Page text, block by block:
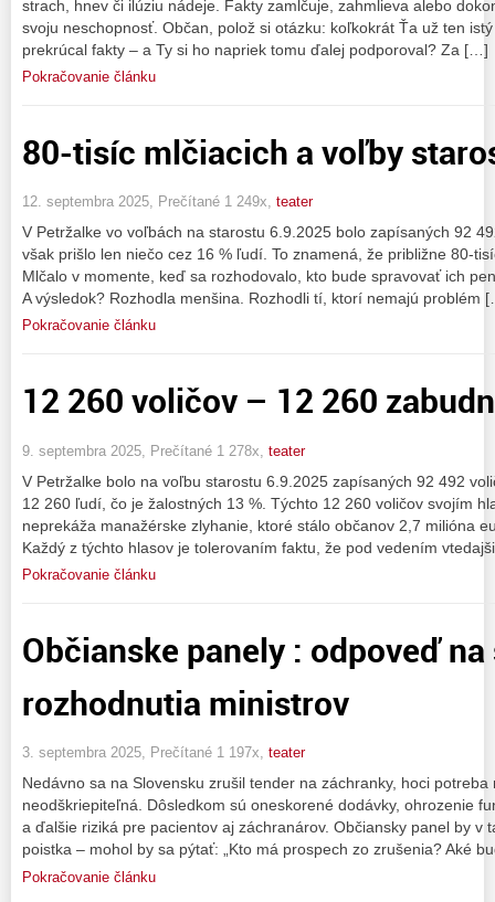
strach, hnev či ilúziu nádeje. Fakty zamlčuje, zahmlieva alebo
svoju neschopnosť. Občan, polož si otázku: koľkokrát Ťa už ten
prekrúcal fakty – a Ty si ho napriek tomu ďalej podporoval? Za […]
Pokračovanie článku
80-tisíc mlčiacich a voľby
12. septembra 2025, Prečítané 1 249x, teater
V Petržalke vo voľbách na starostu 6.9.2025 bolo zapísaných 92
však prišlo len niečo cez 16 % ľudí. To znamená, že približne 80-
Mlčalo v momente, keď sa rozhodovalo, kto bude spravovať ich
A výsledok? Rozhodla menšina. Rozhodli tí, ktorí nemajú problém
Pokračovanie článku
12 260 voličov – 12 260
9. septembra 2025, Prečítané 1 278x, teater
V Petržalke bolo na voľbu starostu 6.9.2025 zapísaných 92 492
12 260 ľudí, čo je žalostných 13 %. Týchto 12 260 voličov svojím
neprekáža manažérske zlyhanie, ktoré stálo občanov 2,7 milióna
Každý z týchto hlasov je tolerovaním faktu, že pod vedením
Pokračovanie článku
Občianske panely : odpoveď
rozhodnutia ministrov
3. septembra 2025, Prečítané 1 197x, teater
Nedávno sa na Slovensku zrušil tender na záchranky, hoci potreba
neodškriepiteľná. Dôsledkom sú oneskorené dodávky, ohrozenie
a ďalšie riziká pre pacientov aj záchranárov. Občiansky panel by v
poistka – mohol by sa pýtať: „Kto má prospech zo zrušenia? Aké
Pokračovanie článku